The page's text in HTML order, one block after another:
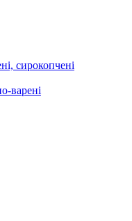
сирокопчені
варені